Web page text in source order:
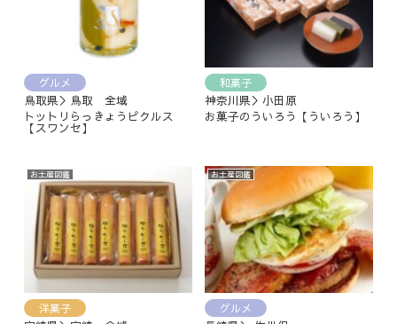
グルメ
鳥取県＞鳥取 全域
トットリらっきょうピクルス
【スワンセ】
和菓子
神奈川県＞小田原
お菓子のういろう【ういろう】
お土産図鑑
洋菓子
お土産図鑑
グルメ